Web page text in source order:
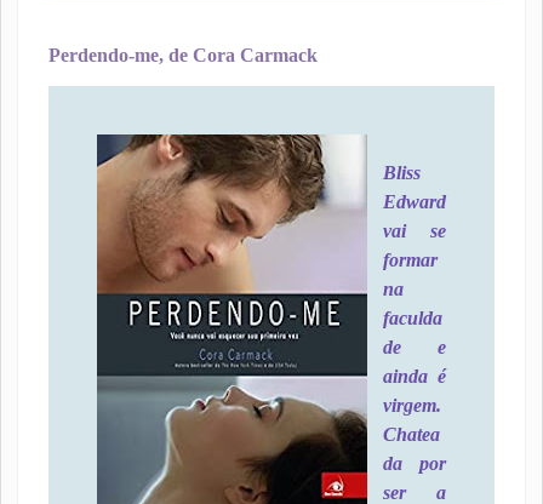
Perdendo-me, de Cora Carmack
Bliss
Edward
vai se
formar
na
faculda
de e
ainda é
virgem.
Chatea
da por
ser a